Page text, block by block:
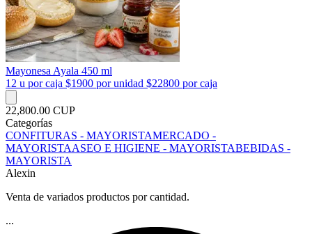
Mayonesa Ayala 450 ml
12 u por caja $1900 por unidad $22800 por caja
22,800.00 CUP
Categorías
CONFITURAS - MAYORISTAMERCADO -
MAYORISTAASEO E HIGIENE - MAYORISTABEBIDAS -
MAYORISTA
Alexin
Venta de variados productos por cantidad.
...